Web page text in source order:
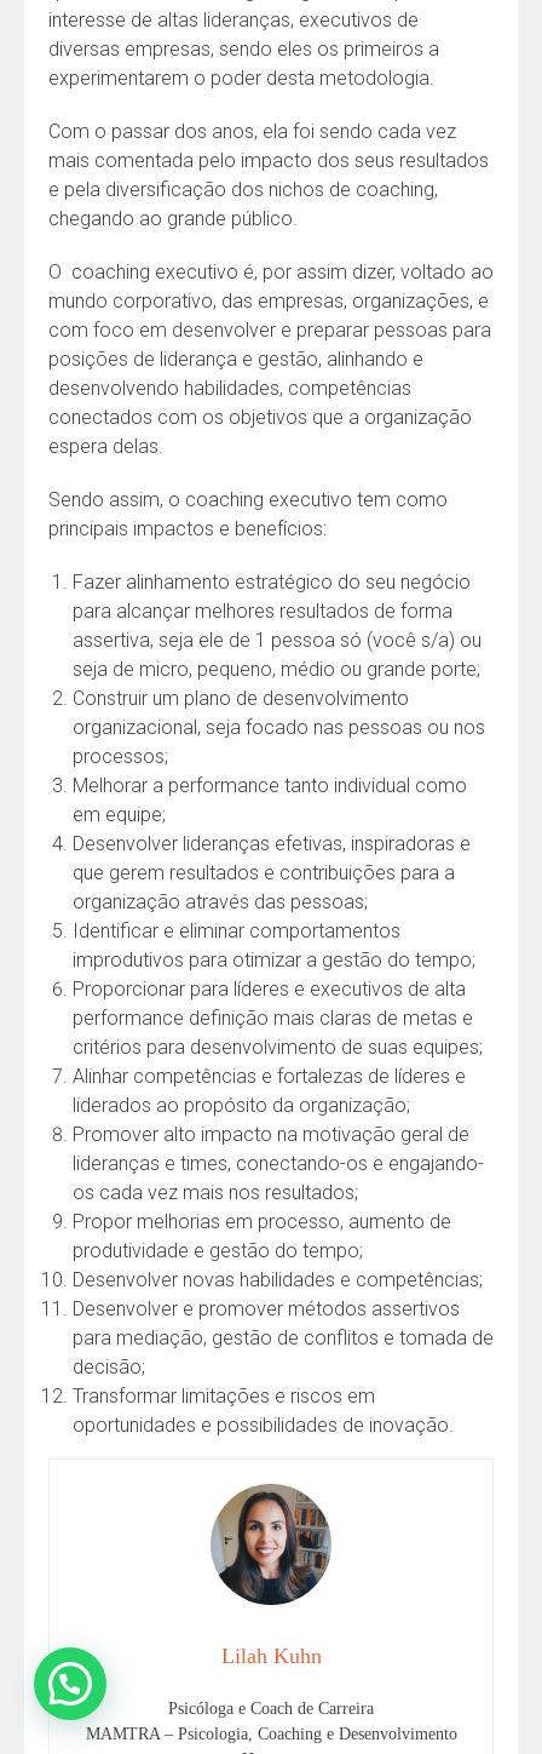
interesse de altas lideranças, executivos de
diversas empresas, sendo eles os primeiros a
experimentarem o poder desta metodologia.
Com o passar dos anos, ela foi sendo cada vez
mais comentada pelo impacto dos seus resultados
e pela diversificação dos nichos de coaching,
chegando ao grande público.
O coaching executivo é, por assim dizer, voltado ao
mundo corporativo, das empresas, organizações, e
com foco em desenvolver e preparar pessoas para
posições de liderança e gestão, alinhando e
desenvolvendo habilidades, competências
conectados com os objetivos que a organização
espera delas.
Sendo assim, o coaching executivo tem como
principais impactos e benefícios:
Fazer alinhamento estratégico do seu negócio
para alcançar melhores resultados de forma
assertiva, seja ele de 1 pessoa só (você s/a) ou
seja de micro, pequeno, médio ou grande porte;
Construir um plano de desenvolvimento
organizacional, seja focado nas pessoas ou nos
processos;
Melhorar a performance tanto individual como
em equipe;
Desenvolver lideranças efetivas, inspiradoras e
que gerem resultados e contribuições para a
organização através das pessoas;
Identificar e eliminar comportamentos
improdutivos para otimizar a gestão do tempo;
Proporcionar para líderes e executivos de alta
performance definição mais claras de metas e
critérios para desenvolvimento de suas equipes;
Alinhar competências e fortalezas de líderes e
liderados ao propósito da organização;
Promover alto impacto na motivação geral de
lideranças e times, conectando-os e engajando-
os cada vez mais nos resultados;
Propor melhorias em processo, aumento de
produtividade e gestão do tempo;
Desenvolver novas habilidades e competências;
Desenvolver e promover métodos assertivos
para mediação, gestão de conflitos e tomada de
decisão;
Transformar limitações e riscos em
oportunidades e possibilidades de inovação.
Lilah Kuhn
Psicóloga e Coach de Carreira
MAMTRA – Psicologia, Coaching e Desenvolvimento